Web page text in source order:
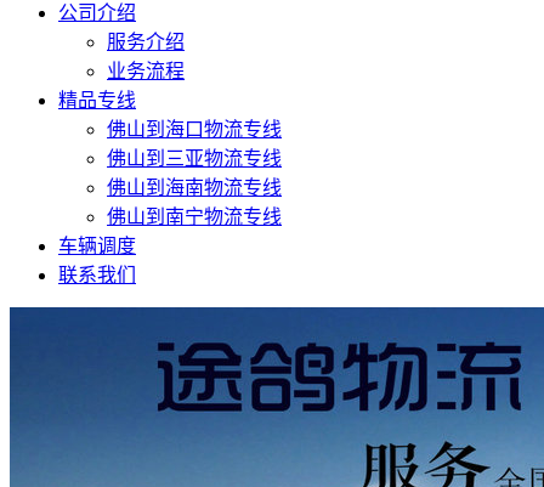
公司介绍
服务介绍
业务流程
精品专线
佛山到海口物流专线
佛山到三亚物流专线
佛山到海南物流专线
佛山到南宁物流专线
车辆调度
联系我们